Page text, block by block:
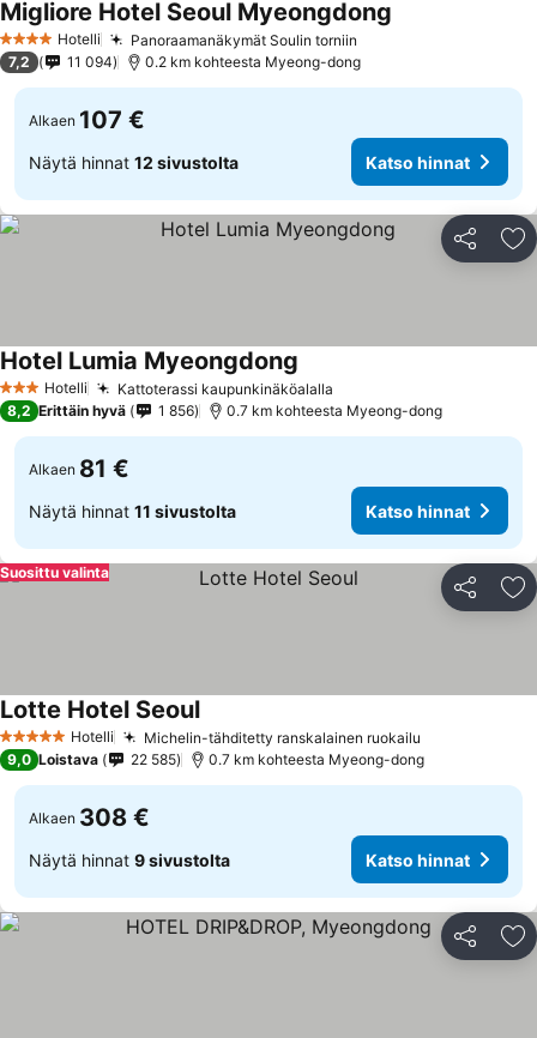
4 Tähtiluokitus
Hotelli Panoraamanäkymät Soulin torniin
Migliore Hotel Seoul Myeongdong
7,2 11 094 0.2 km kohteesta Myeong-dong
Alkaen 107 €
Näytä hinnat 12 sivustolta Katso hinnat
Jaa
3 Tähtiluokitus
Hotelli Kattoterassi kaupunkinäköalalla
Hotel Lumia Myeongdong
8,2 Erittäin hyvä 1 856 0.7 km kohteesta Myeong-dong
Alkaen 81 €
Näytä hinnat 11 sivustolta Katso hinnat
Jaa
Suosittu valinta
5 Tähtiluokitus
Hotelli Michelin-tähditetty ranskalainen ruokailu
Lotte Hotel Seoul
9,0 Loistava 22 585 0.7 km kohteesta Myeong-dong
Alkaen 308 €
Näytä hinnat 9 sivustolta Katso hinnat
Jaa